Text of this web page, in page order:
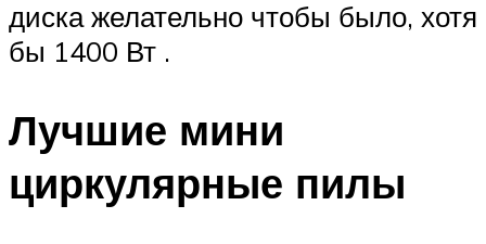
диска желательно чтобы было, хотя
бы 1400 Вт .
Лучшие мини
циркулярные пилы